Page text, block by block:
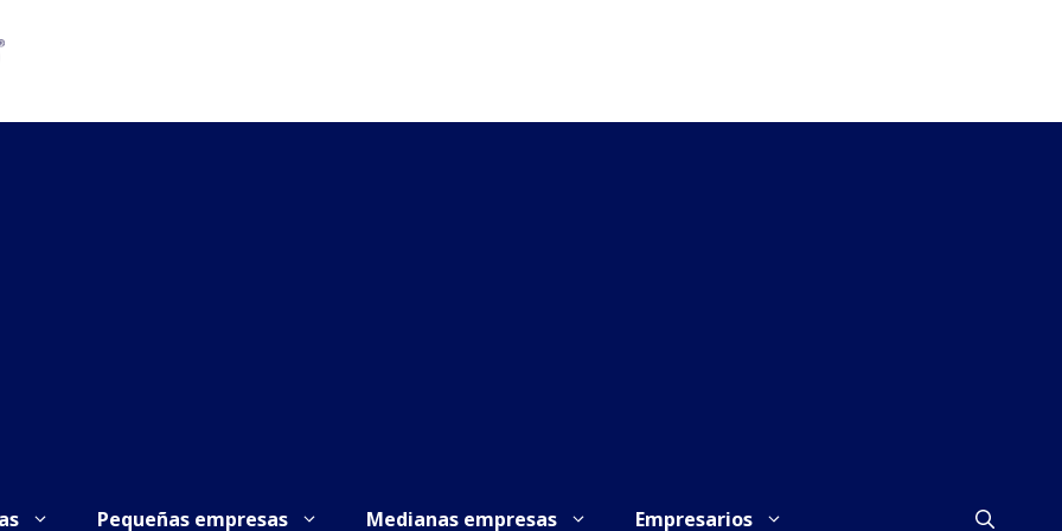
Pequeñas empresas Medianas empresas Empresarios